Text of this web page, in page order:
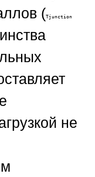
(Tjunction
не